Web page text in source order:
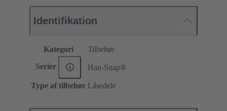
Identifikation
Kategori Tilbehør
Serier Han-Snap®
Type af tilbehør Låsedele